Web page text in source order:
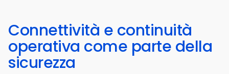
Connettività e continuità
operativa come parte della
sicurezza